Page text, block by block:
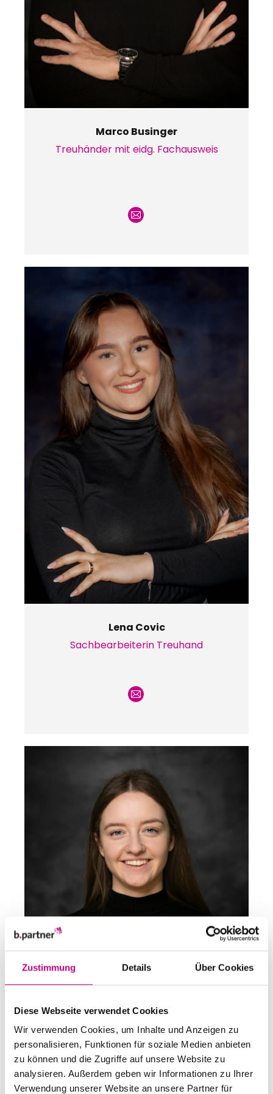
Zustimmung Details Über Cookies
Diese Webseite verwendet Cookies
Wir verwenden Cookies, um Inhalte und Anzeigen zu
personalisieren, Funktionen für soziale Medien anbieten
zu können und die Zugriffe auf unsere Website zu
analysieren. Außerdem geben wir Informationen zu Ihrer
Verwendung unserer Website an unsere Partner für
Marco Businger
Treuhänder mit eidg. Fachausweis
E-
Lena Covic
Sachbearbeiterin Treuhand
E-